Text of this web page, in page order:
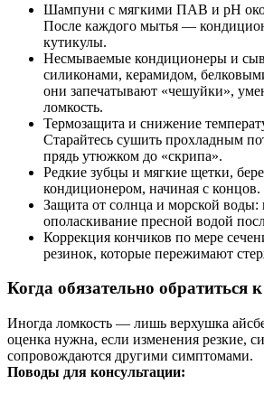
Шампуни с мягкими ПАВ и pH
После каждого мытья —
кутикулы.
Несмываемые кондиционеры и
силиконами, керамидом,
они запечатывают «чешуйки»,
ломкость.
Термозащита и снижение
Старайтесь сушить прохладным
прядь утюжком до «скрипа».
Редкие зубцы и мягкие щетки,
кондиционером, начиная с концов.
Защита от солнца и морской
ополаскивание пресной водой
Коррекция кончиков по мере
резинок, которые пережимают
Когда обязательно обратиться
Иногда ломкость — лишь верхушка
оценка нужна, если изменения резкие,
сопровождаются другими симптомами.
Поводы для консультации: